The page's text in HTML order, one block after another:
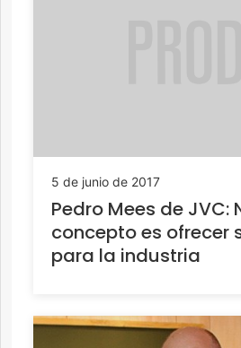
5 de junio de 2017
Pedro Mees de JVC:
concepto es ofrecer
para la industria